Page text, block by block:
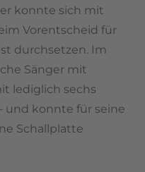
konnte sich mit
Vorentscheid für
durchsetzen. Im
Sänger mit
lediglich sechs
und konnte für seine
Schallplatte